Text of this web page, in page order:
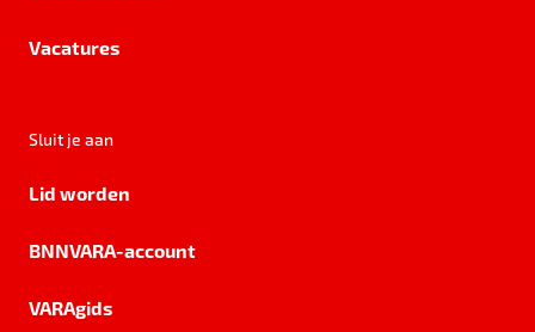
Vacatures
Sluit je aan
Lid worden
BNNVARA-account
VARAgids